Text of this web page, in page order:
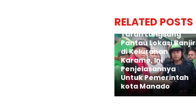
RELATED POSTS
Reza Rumambi
Turun Langsung
Pantau Lokasi Banjir
di Kelurahan
Karame, Ini
Penjelasannya
Untuk Pemerintah
kota Manado